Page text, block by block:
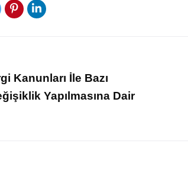
Kanunları İle Bazı
Yapılmasına Dair